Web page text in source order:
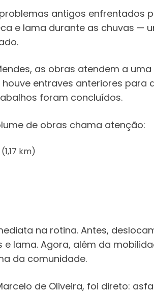
antigos enfrentados
e lama durante as chuvas —
as obras atendem a
entraves anteriores para
foram concluídos.
de obras chama atenção:
km)
na rotina. Antes,
lama. Agora, além da
da comunidade.
de Oliveira, foi direto: